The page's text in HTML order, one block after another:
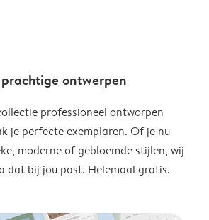
ontwerpen
professioneel ontworpen
je perfecte exemplaren. Of je nu
moderne of gebloemde stijlen, wij
dat bij jou past. Helemaal gratis.